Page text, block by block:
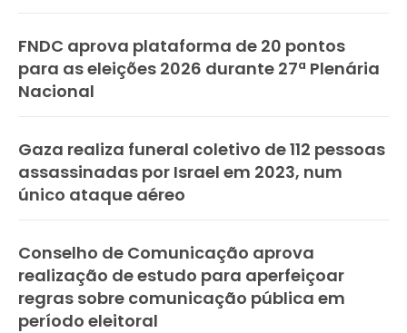
FNDC aprova plataforma de 20 pontos
para as eleições 2026 durante 27ª Plenária
Nacional
Gaza realiza funeral coletivo de 112 pessoas
assassinadas por Israel em 2023, num
único ataque aéreo
Conselho de Comunicação aprova
realização de estudo para aperfeiçoar
regras sobre comunicação pública em
período eleitoral